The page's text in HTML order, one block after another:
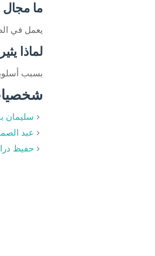
ما
يعمل في
لماذا
بسبب
سليمان
عبد
حفيظ